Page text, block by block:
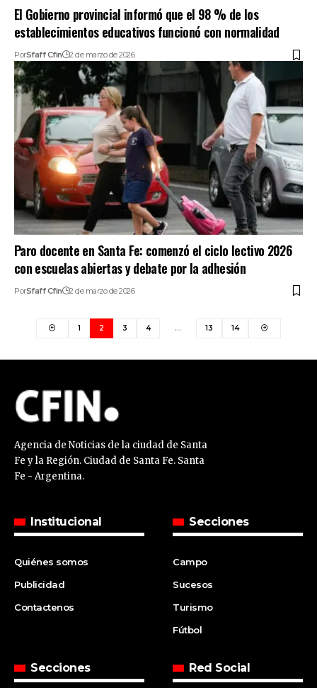
El Gobierno provincial informó que el 98 % de los
establecimientos educativos funcionó con normalidad
PorSfaff Cfin 2 de marzo de 2026
Paro docente en Santa Fe: comenzó el ciclo lectivo 2026
con escuelas abiertas y debate por la adhesión
PorSfaff Cfin 2 de marzo de 2026
1 2 3 4 … 13 14
Agencia de Noticias de la ciudad de Santa
Fe y la Región. Ciudad de Santa Fe. Santa
Fe - Argentina.
Institucional
Quiénes somos
Publicidad
Contactenos
Secciones
Campo
Sucesos
Turismo
Fútbol
Secciones Red Social